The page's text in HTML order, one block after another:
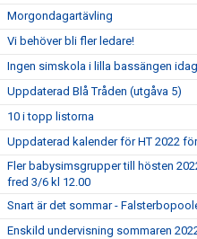
Morgondagartävling
Vi behöver bli fler ledare!
Ingen simskola i lilla bassängen
Uppdaterad Blå Tråden (utgåva 5)
10 i topp listorna
Uppdaterad kalender för HT 2022
Fler babysimsgrupper till hösten
fred 3/6 kl 12.00
Snart är det sommar -
Enskild undervisning sommaren